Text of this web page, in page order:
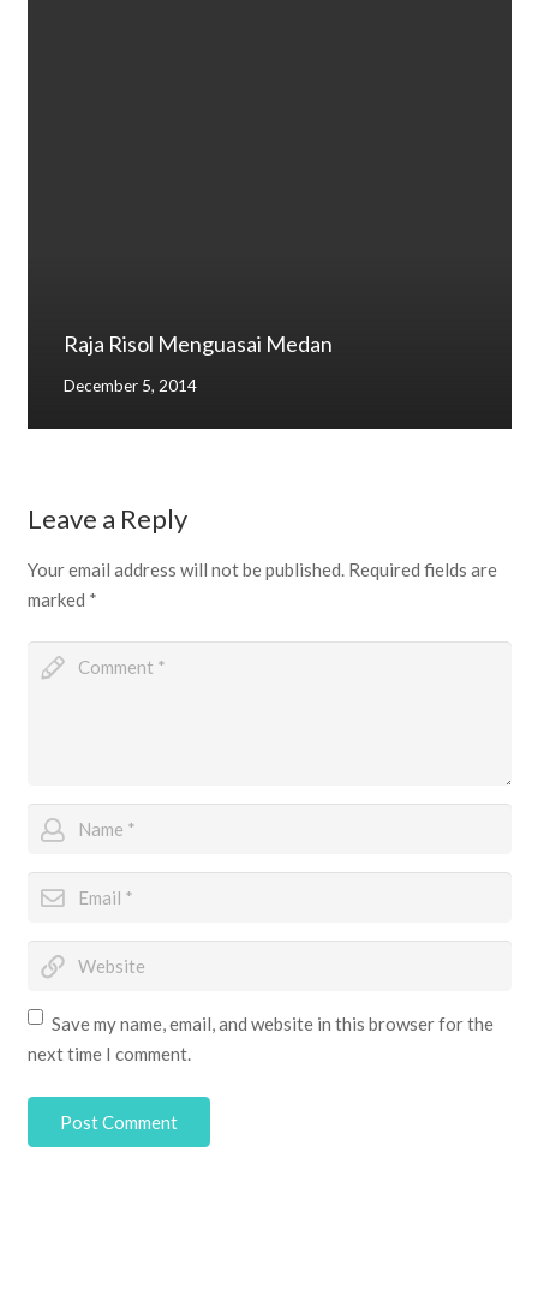
Raja Risol Menguasai Medan
December 5, 2014
Leave a Reply
Your email address will not be published. Required fields are
marked *
Save my name, email, and website in this browser for the
next time I comment.
Post Comment